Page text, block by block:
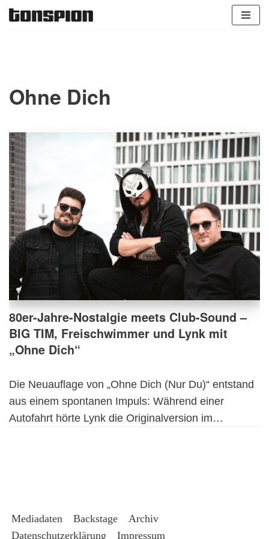
Ohne Dich
80er-Jahre-Nostalgie meets Club-Sound –
BIG TIM, Freischwimmer und Lynk mit
„Ohne Dich“
Die Neuauflage von „Ohne Dich (Nur Du)“ entstand
aus einem spontanen Impuls: Während einer
Autofahrt hörte Lynk die Originalversion im…
Mediadaten Backstage
Archiv
Datenschutzerklärung
Impressum